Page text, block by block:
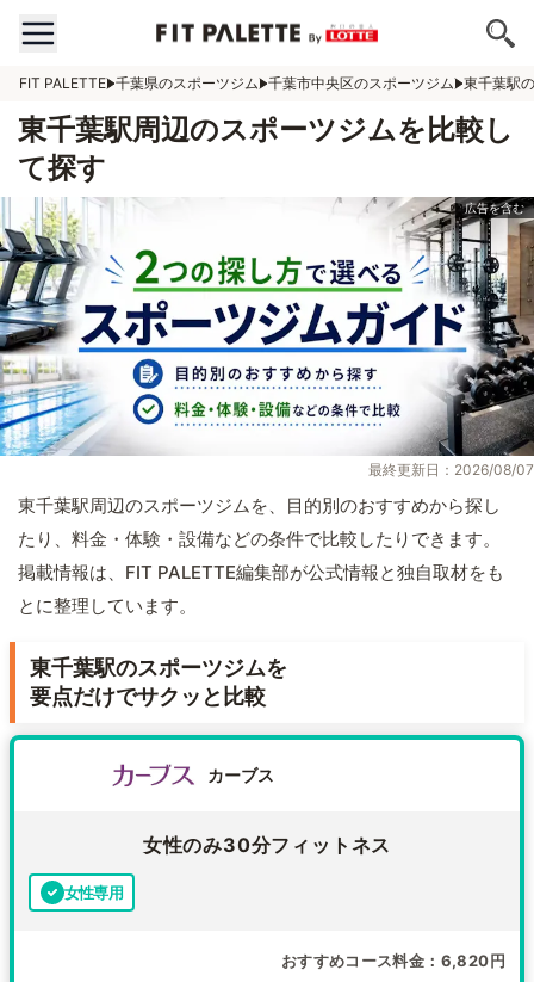
FIT PALETTE 千葉県のスポーツジム 千葉市中央区のスポーツジム 東千葉駅
東千葉駅周辺のスポーツジムを比較し
て探す
最終更新日：2026/08/07
東千葉駅周辺のスポーツジムを、目的別のおすすめから探し
たり、料金・体験・設備などの条件で比較したりできます。
掲載情報は、FIT PALETTE編集部が公式情報と独自取材をも
とに整理しています。
東千葉駅のスポーツジムを
要点だけでサクッと比較
カーブス
女性のみ30分フィットネス
女性専用
おすすめコース料金 6,820円